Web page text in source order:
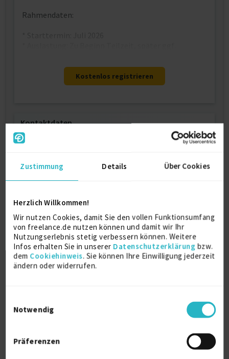
Zustimmung Details Über Cookies
Herzlich Willkommen!
Wir nutzen Cookies, damit Sie den vollen Funktionsumfang
von freelance.de nutzen können und damit wir Ihr
Nutzungserlebnis stetig verbessern können. Weitere
Infos erhalten Sie in unserer Datenschutzerklärung bzw.
dem Cookiehinweis. Sie können Ihre Einwilligung jederzeit
ändern oder widerrufen.
Notwendig
Präferenzen
Rahmendaten:
Kostenlos registrieren
Kontaktdaten
Als registriertes Mitglied von freelance.de können
Kostenlos registrieren
Ähnliche Projekte
Robotics SW-Engineer…
01.10.2026
Baden-Württemberg
Top-Auftraggeber
- erste Brand von SThree, Erfahrung seit 1986